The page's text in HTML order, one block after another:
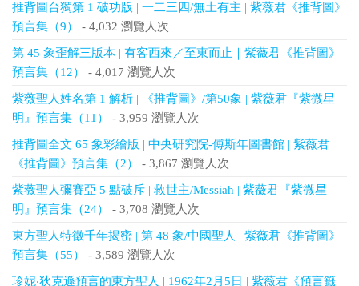
推背圖台獨第 1 破功版 | 一二三四/無土有主 | 紫薇君《推背圖》
預言集（9）
- 4,032 瀏覽人次
第 45 象歪解三版本 | 有客西來／至東而止｜紫薇君《推背圖》
預言集（12）
- 4,017 瀏覽人次
紫薇聖人姓名第 1 解析 | 《推背圖》/第50象 | 紫薇君『紫微星
明』預言集（11）
- 3,959 瀏覽人次
推背圖全文 65 象彩繪版 | 中央研究院-傅斯年圖書館 | 紫薇君
《推背圖》預言集（2）
- 3,867 瀏覽人次
紫薇聖人彌賽亞 5 點破斥 | 救世主/Messiah | 紫薇君『紫微星
明』預言集（24）
- 3,708 瀏覽人次
東方聖人特徵千年揭密 | 第 48 象/中國聖人 | 紫薇君《推背圖》
預言集（55）
- 3,589 瀏覽人次
珍妮‧狄克遜預言的東方聖人 | 1962年2月5日 | 紫薇君《預言籤